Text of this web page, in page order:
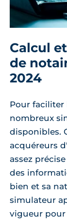
Calcul
de
2024
Pour faciliter
nombreux
disponibles.
acquéreurs
assez
des
bien et sa
simulateur
vigueur